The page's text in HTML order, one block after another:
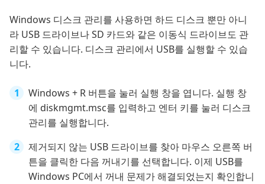
Windows 디스크 관리를 사용하면 하드 디스크 뿐만 아니
라 USB 드라이브나 SD 카드와 같은 이동식 드라이브도 관
리할 수 있습니다. 디스크 관리에서 USB를 실행할 수 있습
니다.
Windows + R 버튼을 눌러 실행 창을 엽니다. 실행 창
에 diskmgmt.msc를 입력하고 엔터 키를 눌러 디스크
관리를 실행합니다.
제거되지 않는 USB 드라이브를 찾아 마우스 오른쪽 버
튼을 클릭한 다음 꺼내기를 선택합니다. 이제 USB를
Windows PC에서 꺼내 문제가 해결되었는지 확인합니